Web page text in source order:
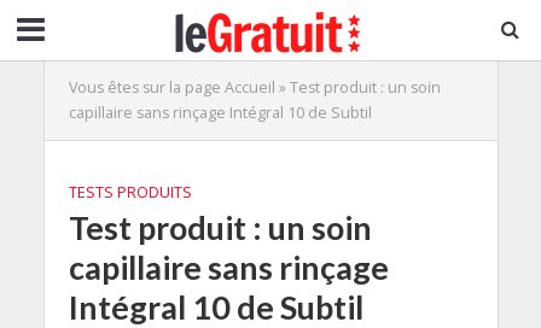
Vous êtes sur la page Accueil »Test produit : un soin
capillaire sans rinçage Intégral 10 de Subtil
TESTS PRODUITS
Test produit : un soin
capillaire sans rinçage
Intégral 10 de Subtil